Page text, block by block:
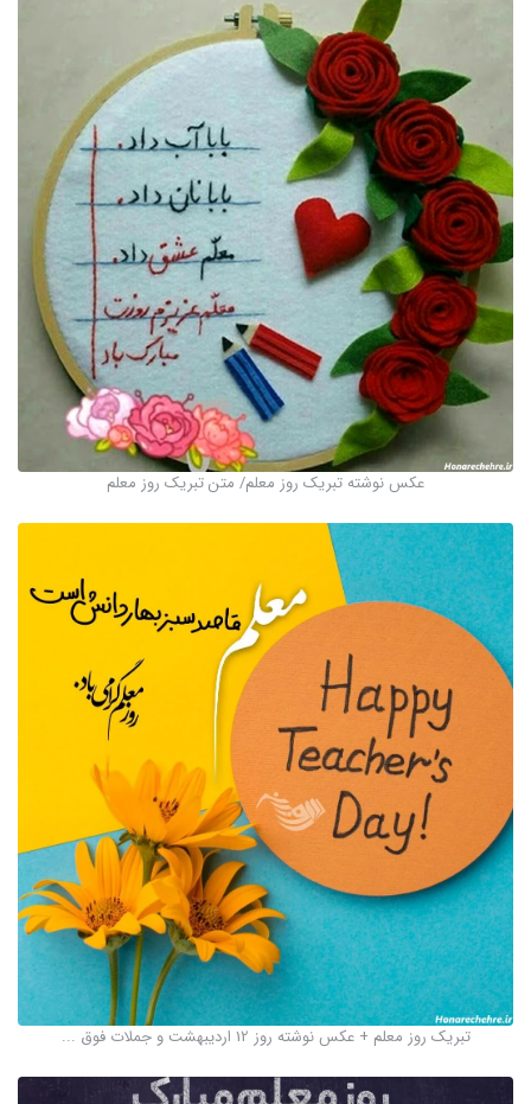
عکس نوشته تبریک روز معلم/ متن تبریک روز معلم
تبریک روز معلم + عکس نوشته روز 12 اردیبهشت و جملات فوق ...